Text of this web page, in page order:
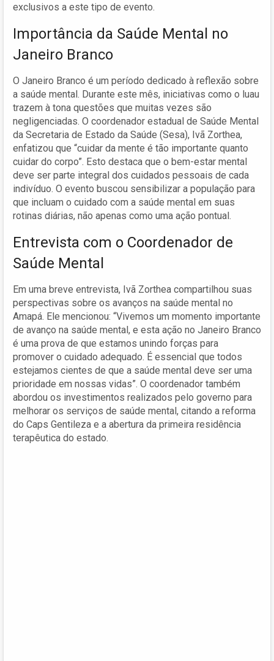
exclusivos a este tipo de evento.
Importância da Saúde Mental no
Janeiro Branco
O Janeiro Branco é um período dedicado à reflexão sobre
a saúde mental. Durante este mês, iniciativas como o luau
trazem à tona questões que muitas vezes são
negligenciadas. O coordenador estadual de Saúde Mental
da Secretaria de Estado da Saúde (Sesa), Ivã Zorthea,
enfatizou que “cuidar da mente é tão importante quanto
cuidar do corpo”. Esto destaca que o bem-estar mental
deve ser parte integral dos cuidados pessoais de cada
indivíduo. O evento buscou sensibilizar a população para
que incluam o cuidado com a saúde mental em suas
rotinas diárias, não apenas como uma ação pontual.
Entrevista com o Coordenador de
Saúde Mental
Em uma breve entrevista, Ivã Zorthea compartilhou suas
perspectivas sobre os avanços na saúde mental no
Amapá. Ele mencionou: “Vivemos um momento importante
de avanço na saúde mental, e esta ação no Janeiro Branco
é uma prova de que estamos unindo forças para
promover o cuidado adequado. É essencial que todos
estejamos cientes de que a saúde mental deve ser uma
prioridade em nossas vidas”. O coordenador também
abordou os investimentos realizados pelo governo para
melhorar os serviços de saúde mental, citando a reforma
do Caps Gentileza e a abertura da primeira residência
terapêutica do estado.